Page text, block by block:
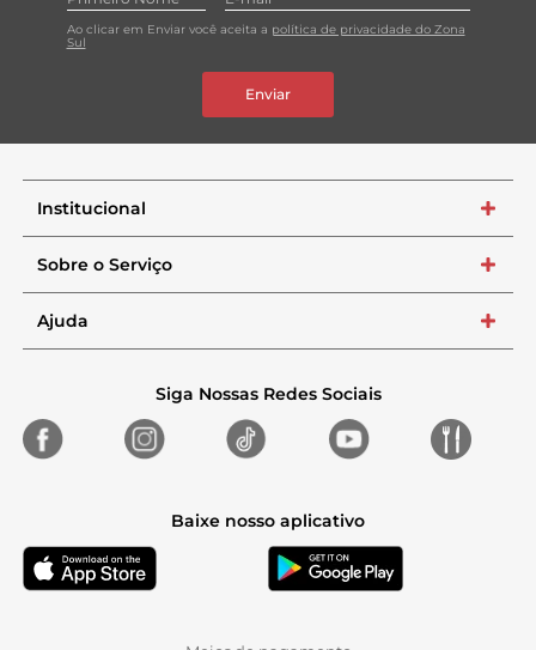
Ao clicar em Enviar você aceita a política de privacidade do Zona
Sul
Enviar
Institucional +
Sobre o Serviço +
Ajuda +
Siga Nossas Redes Sociais
Baixe nosso aplicativo